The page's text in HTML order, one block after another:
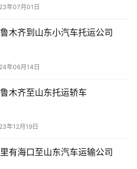
年07月01日
木齐到山东小汽车托运公司
年06月14日
木齐至山东托运轿车
年12月19日
有海口至山东汽车运输公司